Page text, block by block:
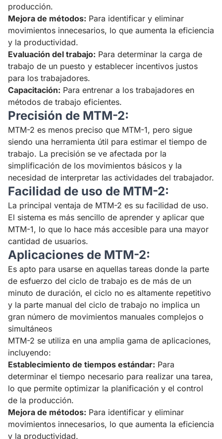
producción.
Mejora de métodos: Para identificar y eliminar
movimientos innecesarios, lo que aumenta la eficiencia
y la productividad.
Evaluación del trabajo: Para determinar la carga de
trabajo de un puesto y establecer incentivos justos
para los trabajadores.
Capacitación: Para entrenar a los trabajadores en
métodos de trabajo eficientes.
Precisión de MTM-2:
MTM-2 es menos preciso que MTM-1, pero sigue
siendo una herramienta útil para estimar el tiempo de
trabajo. La precisión se ve afectada por la
simplificación de los movimientos básicos y la
necesidad de interpretar las actividades del trabajador.
Facilidad de uso de MTM-2:
La principal ventaja de MTM-2 es su facilidad de uso.
El sistema es más sencillo de aprender y aplicar que
MTM-1, lo que lo hace más accesible para una mayor
cantidad de usuarios.
Aplicaciones de MTM-2:
Es apto para usarse en aquellas tareas donde la parte
de esfuerzo del ciclo de trabajo es de más de un
minuto de duración, el ciclo no es altamente repetitivo
y la parte manual del ciclo de trabajo no implica un
gran número de movimientos manuales complejos o
simultáneos
MTM-2 se utiliza en una amplia gama de aplicaciones,
incluyendo:
Establecimiento de tiempos estándar: Para
determinar el tiempo necesario para realizar una tarea,
lo que permite optimizar la planificación y el control
de la producción.
Mejora de métodos: Para identificar y eliminar
movimientos innecesarios, lo que aumenta la eficiencia
y la productividad.